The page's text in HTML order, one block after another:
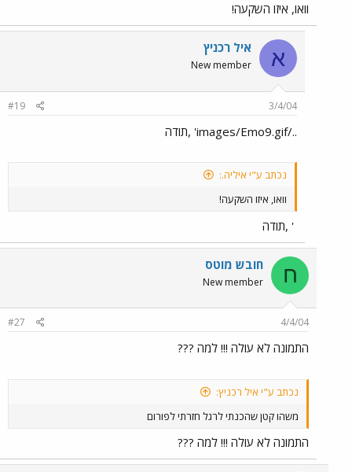
וואו, איזו השקעה!
א איל רכניץ
New member
3/4/04
#19
../images/Emo9.gif' ,תודה
נכתב ע"י איליה.:
וואו, איזו השקעה!
' ,תודה
ח חובש מוטס
New member
4/4/04
#27
התמונה לא עולה !!! למה ???
נכתב ע"י איל רכניץ:
משהו קטן שהכנתי לרגל חזרתי לפורום
התמונה לא עולה !!! למה ???